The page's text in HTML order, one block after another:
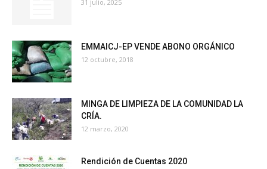
31 julio, 2025
EMMAICJ-EP VENDE ABONO ORGÁNICO
12 octubre, 2018
MINGA DE LIMPIEZA DE LA COMUNIDAD LA
CRÍA.
12 marzo, 2020
Rendición de Cuentas 2020